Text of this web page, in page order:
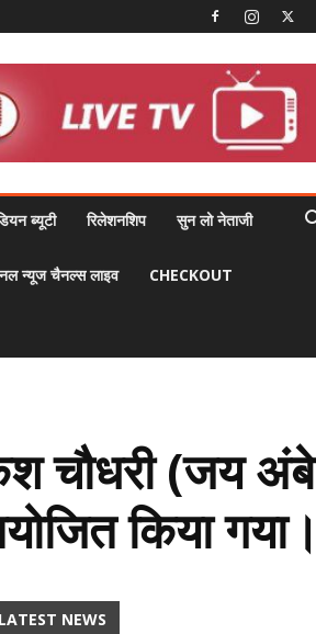
ब्यूटी रिलेशनशिप सुन लो नेताजी
न्यूज चैनल्स लाइव CHECKOUT
चौधरी (जय अंबे
किया गया।
NEWS